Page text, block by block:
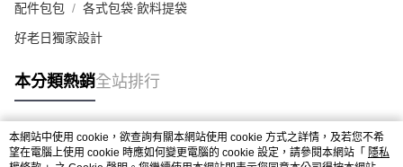
時審查核予不同之上限額度；若仍有額度不足之情形，本公司將視審查結果
請求用戶進行身份認證。
５．嚴禁一人註冊多個帳號或使用他人資訊註冊。若發現惡意使用之情形，
宅配-離島
每筆NT$200
配件包包 各式包袋∙飲料提袋
好老日獨家設計
本分類熱銷全站排行
熱門標籤
本網站中使用 cookie，欲查詢有關本網站使用 cookie 方式之詳情，及若您不希
望在電腦上使用 cookie 時應如何變更電腦的 cookie 設定，請參閱本網站「 隱私